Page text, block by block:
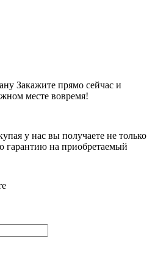
Закажите прямо сейчас и
месте вовремя!
у нас вы получаете не только
гарантию на приобретаемый